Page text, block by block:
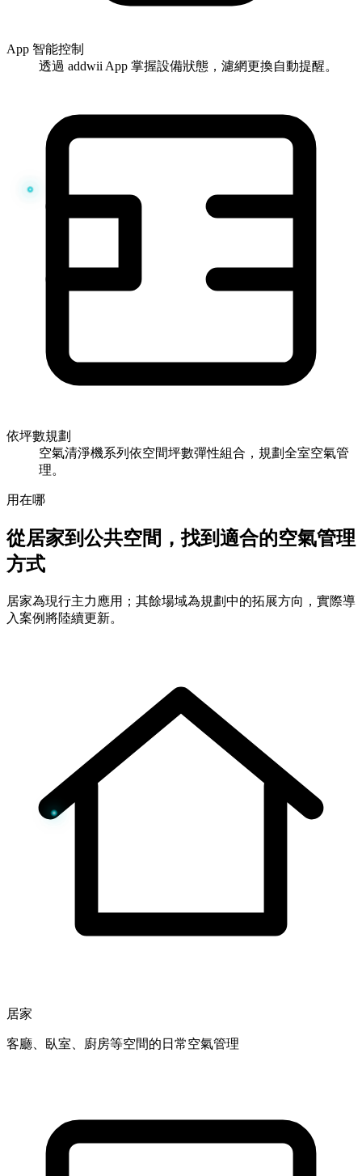
App 智能控制
透過 addwii App 掌握設備狀態，濾網更換自動提醒。
依坪數規劃
空氣清淨機系列依空間坪數彈性組合，規劃全室空氣管
理。
用在哪
從居家到公共空間，找到適合的空氣管理
方式
居家為現行主力應用；其餘場域為規劃中的拓展方向，實際導
入案例將陸續更新。
居家
客廳、臥室、廚房等空間的日常空氣管理